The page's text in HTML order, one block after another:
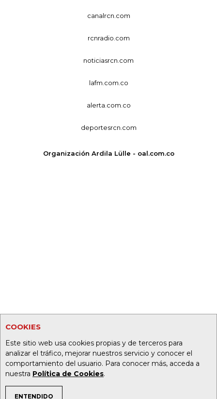
COOKIES
Este sitio web usa cookies propias y de terceros para
analizar el tráfico, mejorar nuestros servicio y conocer el
comportamiento del usuario. Para conocer más, acceda a
nuestra Política de Cookies.
ENTENDIDO
canalrcn.com
rcnradio.com
noticiasrcn.com
lafm.com.co
alerta.com.co
deportesrcn.com
Organización Ardila Lülle - oal.com.co